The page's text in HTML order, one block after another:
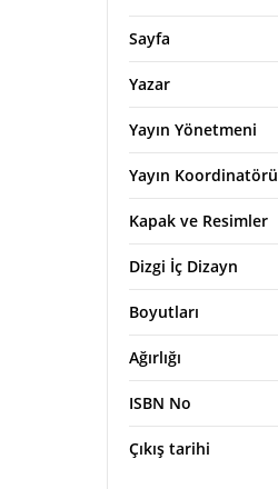
Sayfa
Yazar
Yayın Yönetmeni
Yayın Koordinatörü
Kapak ve Resimler
Dizgi İç Dizayn
Boyutları
Ağırlığı
ISBN No
Çıkış tarihi